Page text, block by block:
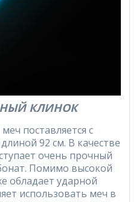
КЛИНОК
поставляется с
92 см. В качестве
очень прочный
Помимо высокой
обладает ударной
использовать меч в